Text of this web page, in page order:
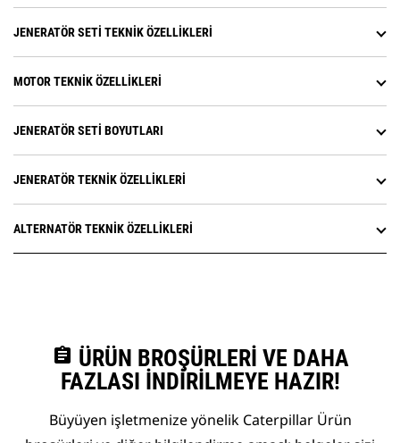
JENERATÖR SETI TEKNIK ÖZELLIKLERI
MOTOR TEKNIK ÖZELLIKLERI
JENERATÖR SETI BOYUTLARI
JENERATÖR TEKNIK ÖZELLIKLERI
ALTERNATÖR TEKNIK ÖZELLIKLERI
assignment ÜRÜN BROŞÜRLERI VE DAHA
FAZLASI İNDIRILMEYE HAZIR!
Büyüyen işletmenize yönelik Caterpillar Ürün